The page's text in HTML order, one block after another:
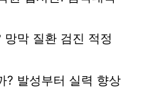
막 질환 검진 적정
? 발성부터 실력 향상